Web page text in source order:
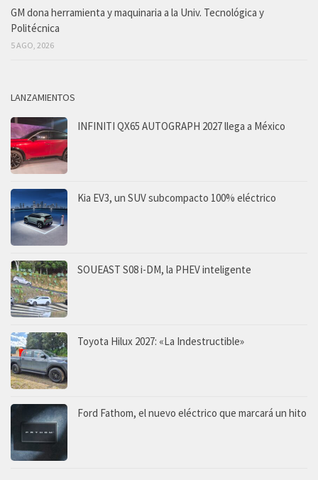
GM dona herramienta y maquinaria a la Univ. Tecnológica y
Politécnica
5 AGO, 2026
LANZAMIENTOS
INFINITI QX65 AUTOGRAPH 2027 llega a México
Kia EV3, un SUV subcompacto 100% eléctrico
SOUEAST S08 i-DM, la PHEV inteligente
Toyota Hilux 2027: «La Indestructible»
Ford Fathom, el nuevo eléctrico que marcará un hito